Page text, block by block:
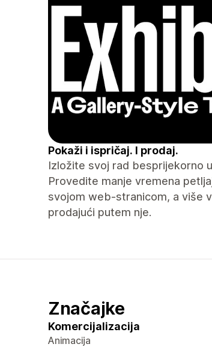
Pokaži i ispričaj. I prodaj.
Izložite svoj rad besprijekorno
Provedite manje vremena
svojom web-stranicom, a više
prodajući putem nje.
Značajke
Komercijalizacija
Animacija